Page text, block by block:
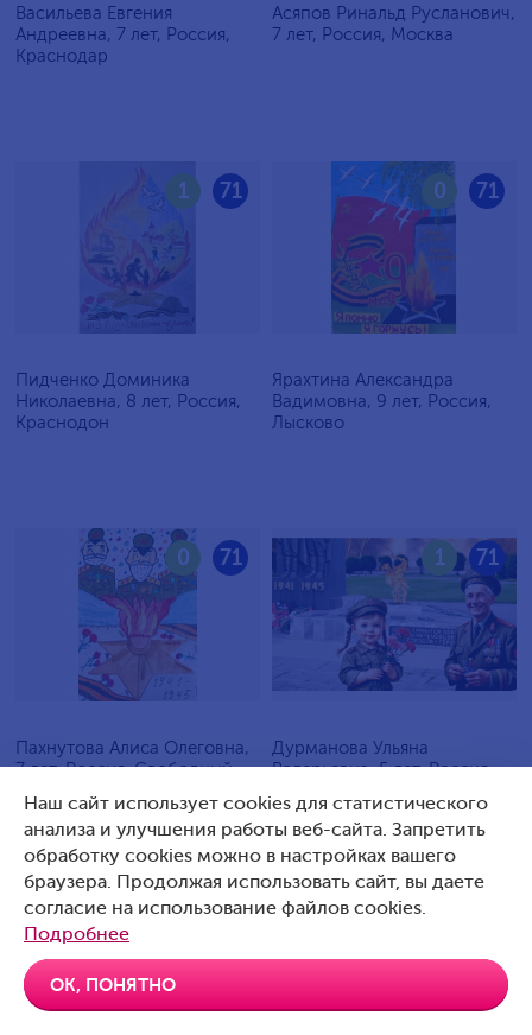
Васильева Евгения
Андреевна, 7 лет, Россия,
Краснодар
Асяпов Ринальд Русланович,
7 лет, Россия, Москва
71
1
Пидченко Доминика
Николаевна, 8 лет, Россия,
Краснодон
71
0
Ярахтина Александра
Вадимовна, 9 лет, Россия,
Лысково
71
0
Пахнутова Алиса Олеговна,
7 лет, Россия, Свободный
71
1
Дурманова Ульяна
Валерьевна, 5 лет, Россия,
Наш сайт использует cookies для статистического
анализа и улучшения работы веб-сайта. Запретить
обработку cookies можно в настройках вашего
браузера. Продолжая использовать сайт, вы даете
согласие на использование файлов cookies.
Подробнее
ОК, ПОНЯТНО